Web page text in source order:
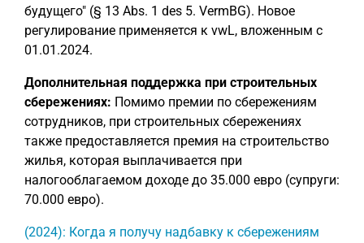
будущего" (§ 13 Abs. 1 des 5. VermBG). Новое
регулирование применяется к vwL, вложенным с
01.01.2024.
Дополнительная поддержка при строительных
сбережениях: Помимо премии по сбережениям
сотрудников, при строительных сбережениях
также предоставляется премия на строительство
жилья, которая выплачивается при
налогооблагаемом доходе до 35.000 евро (супруги:
70.000 евро).
(2024): Когда я получу надбавку к сбережениям